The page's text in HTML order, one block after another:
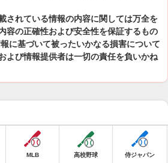
されている情報の内容に関しては万全を
容の正確性および安全性を保証するもの
に基づいて被ったいかなる損害について
よび情報提供者は一切の責任を負いかね
MLB 高校野球 侍ジャパン